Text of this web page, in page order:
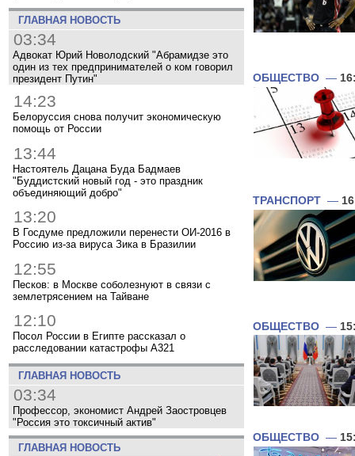
ГЛАВНАЯ НОВОСТЬ
03:34
Адвокат Юрий Новолодский "Абрамидзе это
один из тех предпринимателей о ком говорил
президент Путин"
14:23
Белоруссия снова получит экономическую
помощь от России
13:44
Настоятель Дацана Буда Бадмаев
"Буддистский новый год - это праздник
объединяющий добро"
13:20
В Госдуме предложили перенести ОИ-2016 в
Россию из-за вируса Зика в Бразилии
12:55
Песков: в Москве соболезнуют в связи с
землетрясением на Тайване
12:10
Посол России в Египте рассказал о
расследовании катастрофы A321
ГЛАВНАЯ НОВОСТЬ
03:34
Профессор, экономист Андрей Заостровцев
"Россия это токсичный актив"
ГЛАВНАЯ НОВОСТЬ
ОБЩЕСТВО —
ТРАНСПОРТ —
ОБЩЕСТВО —
ОБЩЕСТВО —